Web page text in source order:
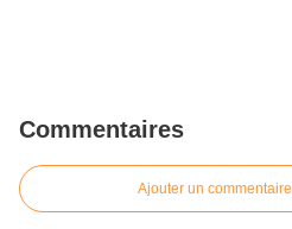
Commentaires
Ajouter un commentaire